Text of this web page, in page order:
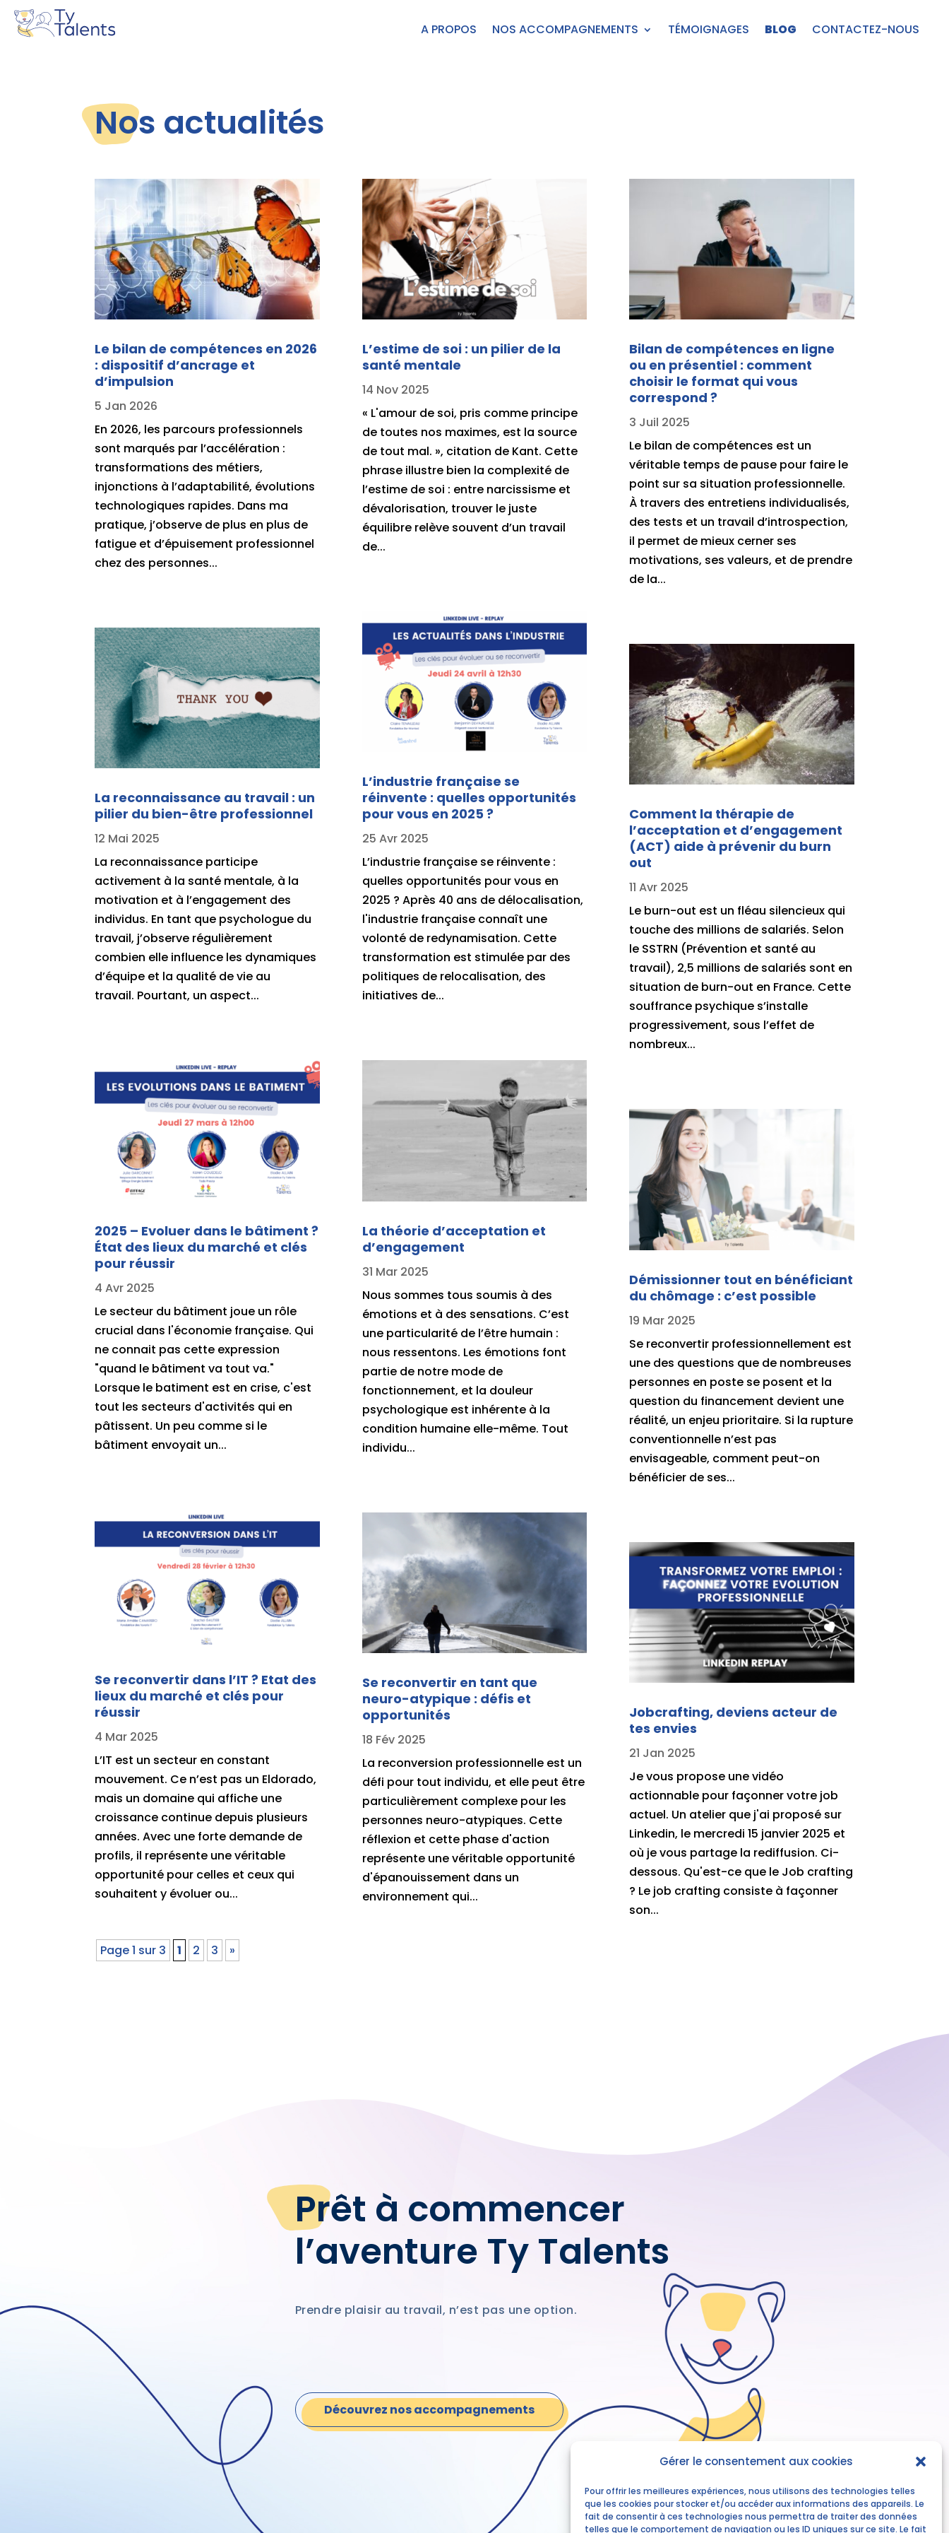
Gérer le consentement aux cookies
Pour offrir les meilleures expériences, nous utilisons des technologies telles
que les cookies pour stocker et/ou accéder aux informations des appareils. Le
fait de consentir à ces technologies nous permettra de traiter des données
telles que le comportement de navigation ou les ID uniques sur ce site. Le fait
A PROPOS NOS ACCOMPAGNEMENTS TÉMOIGNAGES BLOG CONTACTEZ-NOUS
Nos actualités
Le bilan de compétences en 2026
: dispositif d’ancrage et
d’impulsion
5 Jan 2026
En 2026, les parcours professionnels
sont marqués par l’accélération :
transformations des métiers,
injonctions à l’adaptabilité, évolutions
technologiques rapides. Dans ma
pratique, j’observe de plus en plus de
fatigue et d’épuisement professionnel
chez des personnes...
La reconnaissance au travail : un
pilier du bien-être professionnel
12 Mai 2025
La reconnaissance participe
activement à la santé mentale, à la
motivation et à l’engagement des
individus. En tant que psychologue du
travail, j’observe régulièrement
combien elle influence les dynamiques
d’équipe et la qualité de vie au
travail. Pourtant, un aspect...
2025 – Evoluer dans le bâtiment ?
État des lieux du marché et clés
pour réussir
4 Avr 2025
Le secteur du bâtiment joue un rôle
crucial dans l'économie française. Qui
ne connait pas cette expression
"quand le bâtiment va tout va."
Lorsque le batiment est en crise, c'est
tout les secteurs d'activités qui en
pâtissent. Un peu comme si le
bâtiment envoyait un...
Se reconvertir dans l’IT ? Etat des
lieux du marché et clés pour
réussir
4 Mar 2025
L’IT est un secteur en constant
mouvement. Ce n’est pas un Eldorado,
mais un domaine qui affiche une
croissance continue depuis plusieurs
années. Avec une forte demande de
profils, il représente une véritable
opportunité pour celles et ceux qui
souhaitent y évoluer ou...
L’estime de soi : un pilier de la
santé mentale
14 Nov 2025
« L'amour de soi, pris comme principe
de toutes nos maximes, est la source
de tout mal. », citation de Kant. Cette
phrase illustre bien la complexité de
l’estime de soi : entre narcissisme et
dévalorisation, trouver le juste
équilibre relève souvent d’un travail
de...
L’industrie française se
réinvente : quelles opportunités
pour vous en 2025 ?
25 Avr 2025
L’industrie française se réinvente :
quelles opportunités pour vous en
2025 ? Après 40 ans de délocalisation,
l'industrie française connaît une
volonté de redynamisation. Cette
transformation est stimulée par des
politiques de relocalisation, des
initiatives de...
La théorie d’acceptation et
d’engagement
31 Mar 2025
Nous sommes tous soumis à des
émotions et à des sensations. C’est
une particularité de l’être humain :
nous ressentons. Les émotions font
partie de notre mode de
fonctionnement, et la douleur
psychologique est inhérente à la
condition humaine elle-même. Tout
individu...
Se reconvertir en tant que
neuro-atypique : défis et
opportunités
18 Fév 2025
La reconversion professionnelle est un
défi pour tout individu, et elle peut être
particulièrement complexe pour les
personnes neuro-atypiques. Cette
réflexion et cette phase d'action
représente une véritable opportunité
d'épanouissement dans un
environnement qui...
Bilan de compétences en ligne
ou en présentiel : comment
choisir le format qui vous
correspond ?
3 Juil 2025
Le bilan de compétences est un
véritable temps de pause pour faire le
point sur sa situation professionnelle.
À travers des entretiens individualisés,
des tests et un travail d’introspection,
il permet de mieux cerner ses
motivations, ses valeurs, et de prendre
de la...
Comment la thérapie de
l’acceptation et d’engagement
(ACT) aide à prévenir du burn
out
11 Avr 2025
Le burn-out est un fléau silencieux qui
touche des millions de salariés. Selon
le SSTRN (Prévention et santé au
travail), 2,5 millions de salariés sont en
situation de burn-out en France. Cette
souffrance psychique s’installe
progressivement, sous l’effet de
nombreux...
Démissionner tout en bénéficiant
du chômage : c’est possible
19 Mar 2025
Se reconvertir professionnellement est
une des questions que de nombreuses
personnes en poste se posent et la
question du financement devient une
réalité, un enjeu prioritaire. Si la rupture
conventionnelle n’est pas
envisageable, comment peut-on
bénéficier de ses...
Jobcrafting, deviens acteur de
tes envies
21 Jan 2025
Je vous propose une vidéo
actionnable pour façonner votre job
actuel. Un atelier que j'ai proposé sur
Linkedin, le mercredi 15 janvier 2025 et
où je vous partage la rediffusion. Ci-
dessous. Qu'est-ce que le Job crafting
? Le job crafting consiste à façonner
son...
Page 1 sur 3 1 2 3 »
Prêt à commencer
l’aventure Ty Talents
Prendre plaisir au travail, n’est pas une option.
Découvrez nos accompagnements